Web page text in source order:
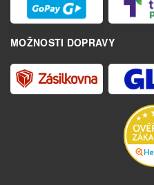
MOŽNOSTI DOPRAVY